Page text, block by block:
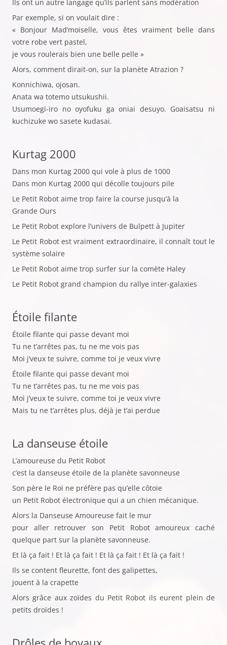
Ils ont un autre langage qu’ils parlent sans modération
Par exemple, si on voulait dire :
« Bonjour Mad’moiselle, vous êtes vraiment belle dans
votre robe vert pastel,
je vous roulerais bien une belle pelle »
Alors, comment dirait-on, sur la planète Atrazion ?
Konnichiwa, ojosan.
Anata wa totemo utsukushii.
Usumoegi-iro no oyofuku ga oniai desuyo. Goaisatsu ni
kuchizuke wo sasete kudasai.
Kurtag 2000
Dans mon Kurtag 2000 qui vole à plus de 1000
Dans mon Kurtag 2000 qui décolle toujours pile
Le Petit Robot aime trop faire la course jusqu’à la
Grande Ours
Le Petit Robot explore l’univers de Bulpett à Jupiter
Le Petit Robot est vraiment extraordinaire, il connaît tout le
système solaire
Le Petit Robot aime trop surfer sur la comète Haley
Le Petit Robot grand champion du rallye inter-galaxies
Étoile filante
Étoile filante qui passe devant moi
Tu ne t’arrêtes pas, tu ne me vois pas
Moi j’veux te suivre, comme toi je veux vivre
Étoile filante qui passe devant moi
Tu ne t’arrêtes pas, tu ne me vois pas
Moi j’veux te suivre, comme toi je veux vivre
Mais tu ne t’arrêtes plus, déjà je t’ai perdue
La danseuse étoile
L’amoureuse du Petit Robot
c’est la danseuse étoile de la planète savonneuse
Son père le Roi ne préfère pas qu’elle côtoie
un Petit Robot électronique qui a un chien mécanique.
Alors la Danseuse Amoureuse fait le mur
pour aller retrouver son Petit Robot amoureux caché
quelque part sur la planète savonneuse.
Et là ça fait ! Et là ça fait ! Et là ça fait ! Et là ça fait !
Ils se content fleurette, font des galipettes,
jouent à la crapette
Alors grâce aux zoïdes du Petit Robot ils eurent plein de
petits droïdes !